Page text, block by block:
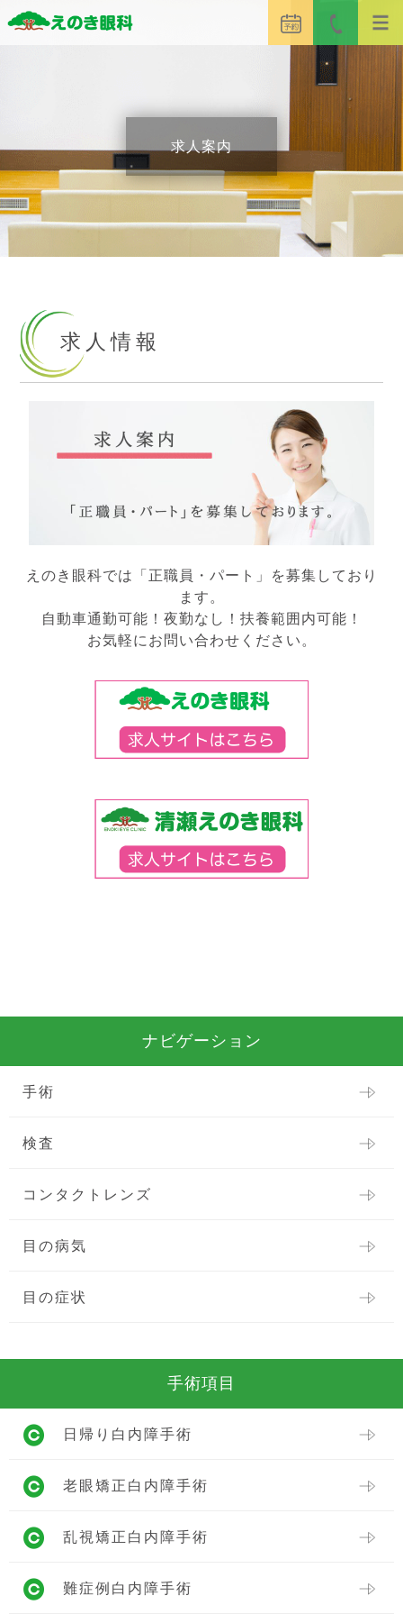
求人案内
求人情報
えのき眼科では「正職員・パート」を募集しており
ます。
自動車通勤可能！夜勤なし！扶養範囲内可能！
お気軽にお問い合わせください。
ナビゲーション
手術
検査
コンタクトレンズ
目の病気
目の症状
手術項目
日帰り白内障手術
老眼矯正白内障手術
乱視矯正白内障手術
難症例白内障手術